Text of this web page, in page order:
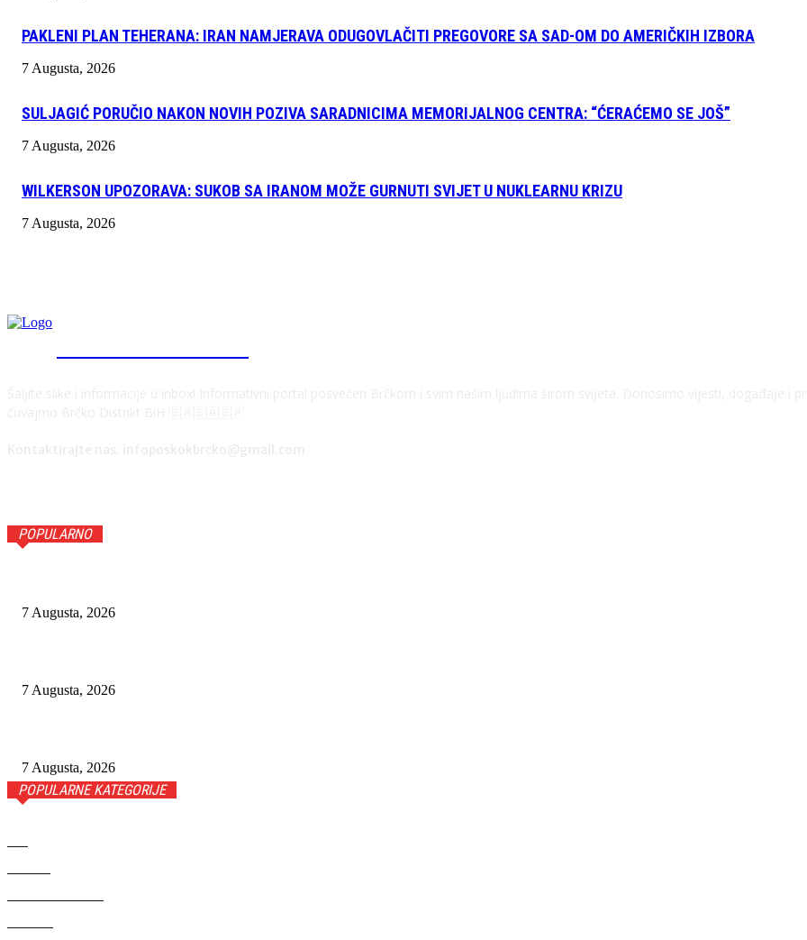
PAKLENI PLAN TEHERANA: IRAN NAMJERAVA ODUGOVLAČITI PREGOVORE SA SAD-OM DO AMERIČKIH IZBORA
7 Augusta, 2026
SULJAGIĆ PORUČIO NAKON NOVIH POZIVA SARADNICIMA MEMORIJALNOG CENTRA: “ĆERAĆEMO SE JOŠ”
7 Augusta, 2026
WILKERSON UPOZORAVA: SUKOB SA IRANOM MOŽE GURNUTI SVIJET U NUKLEARNU KRIZU
7 Augusta, 2026
POPULARNO
7 Augusta, 2026
7 Augusta, 2026
7 Augusta, 2026
POPULARNE KATEGORIJE